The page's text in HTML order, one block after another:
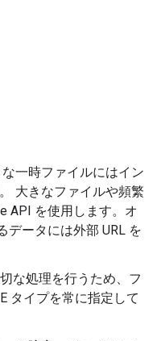
一時ファイルにはイン
大きなファイルや頻繁
API を使用します。オ
データには外部 URL を
な処理を行うため、フ
タイプを常に指定して